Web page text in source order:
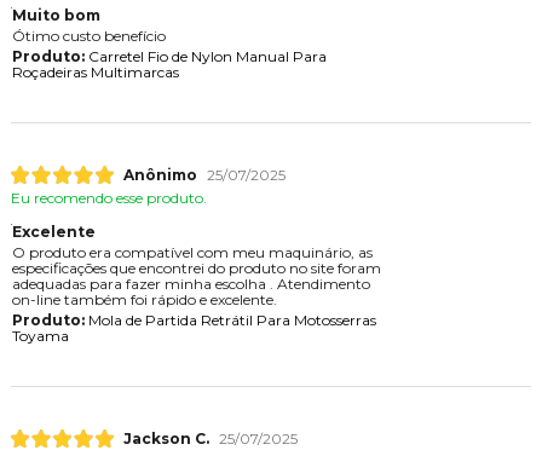
Muito bom
Ótimo custo benefício
Produto:Carretel Fio de Nylon Manual Para
Roçadeiras Multimarcas
Anônimo 25/07/2025
Eu recomendo esse produto.
Excelente
O produto era compatível com meu maquinário, as
especificações que encontrei do produto no site foram
adequadas para fazer minha escolha . Atendimento
on-line também foi rápido e excelente.
Produto:Mola de Partida Retrátil Para Motosserras
Toyama
Jackson C. 25/07/2025